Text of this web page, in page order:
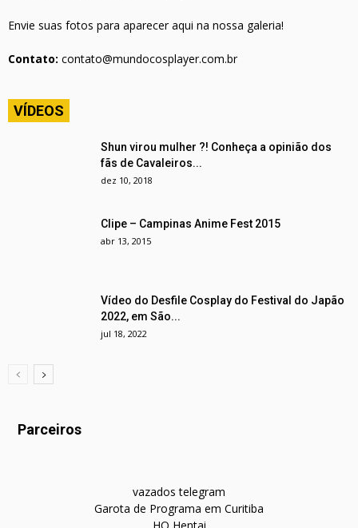
Envie suas fotos para aparecer aqui na nossa galeria!
Contato: contato@mundocosplayer.com.br
VÍDEOS
Shun virou mulher ?! Conheça a opinião dos
fãs de Cavaleiros...
dez 10, 2018
Clipe – Campinas Anime Fest 2015
abr 13, 2015
Vídeo do Desfile Cosplay do Festival do Japão
2022, em São...
jul 18, 2022
Parceiros
vazados telegram
Garota de Programa em Curitiba
HQ Hentai